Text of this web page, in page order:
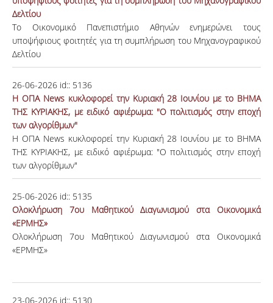
Δελτίου
Tο Οικονομικό Πανεπιστήμιο Αθηνών ενημερώνει τους
υποψήφιους φοιτητές για τη συμπλήρωση του Μηχανογραφικού
Δελτίου
26-06-2026 id:: 5136
H ΟΠΑ News κυκλοφορεί την Κυριακή 28 Ιουνίου με το ΒΗΜΑ
ΤΗΣ ΚΥΡΙΑΚΗΣ, με ειδικό αφιέρωμα: "Ο πολιτισμός στην εποχή
των αλγορίθμων"
H ΟΠΑ News κυκλοφορεί την Κυριακή 28 Ιουνίου με το ΒΗΜΑ
ΤΗΣ ΚΥΡΙΑΚΗΣ, με ειδικό αφιέρωμα: "Ο πολιτισμός στην εποχή
των αλγορίθμων"
25-06-2026 id:: 5135
Ολοκλήρωση 7ου Μαθητικού Διαγωνισμού στα Οικονομικά
«ΕΡΜΗΣ»
Ολοκλήρωση 7ου Μαθητικού Διαγωνισμού στα Οικονομικά
«ΕΡΜΗΣ»
23-06-2026 id:: 5130